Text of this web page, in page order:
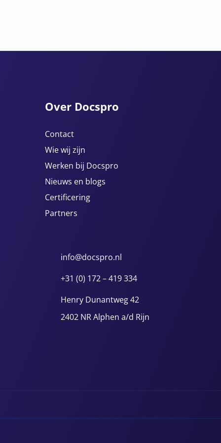
Over Docspro
Contact
Wie wij zijn
Werken bij Docspro
Nieuws en blogs
Certificering
Partners
info@docspro.nl
+31 (0) 172 – 419 334
Henry Dunantweg 42
2402 NR Alphen a/d Rijn